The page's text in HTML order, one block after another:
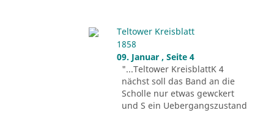
Teltower Kreisblatt
1858
09. Januar , Seite 4
"...Teltower KreisblattK 4
nächst soll das Band an die
Scholle nur etwas gewckert
und S ein Uebergangszustand